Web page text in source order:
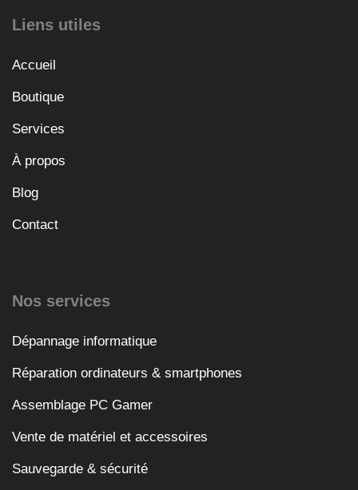
Liens utiles
Accueil
Boutique
Services
À propos
Blog
Contact
Nos services
Dépannage informatique
Réparation ordinateurs & smartphones
Assemblage PC Gamer
Vente de matériel et accessoires
Sauvegarde & sécurité